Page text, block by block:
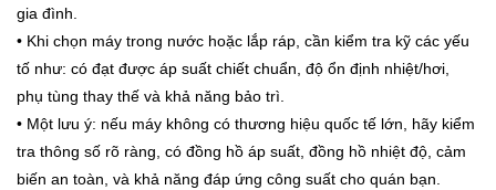
gia đình.
• Khi chọn máy trong nước hoặc lắp ráp, cần kiểm tra kỹ các yếu
tố như: có đạt được áp suất chiết chuẩn, độ ổn định nhiệt/hơi,
phụ tùng thay thế và khả năng bảo trì.
• Một lưu ý: nếu máy không có thương hiệu quốc tế lớn, hãy kiểm
tra thông số rõ ràng, có đồng hồ áp suất, đồng hồ nhiệt độ, cảm
biến an toàn, và khả năng đáp ứng công suất cho quán bạn.